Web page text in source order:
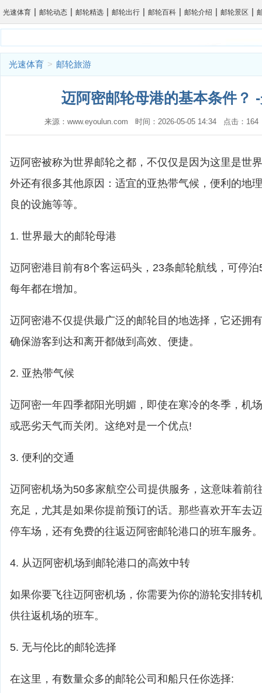
光速体育 | 邮轮动态 | 邮轮精选 | 邮轮出行 | 邮轮百科 | 邮轮介绍 | 邮轮景区 |
光速体育 > 邮轮旅游
迈阿密邮轮母港的基本条件？
来源：www.eyoulun.com 时间：2026-05-05 14:34 点击：
迈阿密被称为世界邮轮之都，不仅仅是因为这里是世
外还有很多其他原因：适宜的亚热带气候，便利的地
良的设施等等。
1. 世界最大的邮轮母港
迈阿密港目前有8个客运码头，23条邮轮航线，可停
每年都在增加。
迈阿密港不仅提供最广泛的邮轮目的地选择，它还拥
确保游客到达和离开都做到高效、便捷。
2. 亚热带气候
迈阿密一年四季都阳光明媚，即使在寒冷的冬季，机
或恶劣天气而关闭。这绝对是一个优点!
3. 便利的交通
迈阿密机场为50多家航空公司提供服务，这意味着前
充足，尤其是如果你提前预订的话。那些喜欢开车去
停车场，还有免费的往返迈阿密邮轮港口的班车服务。
4. 从迈阿密机场到邮轮港口的高效中转
如果你要飞往迈阿密机场，你需要为你的游轮安排转
供往返机场的班车。
5. 无与伦比的邮轮选择
在这里，有数量众多的邮轮公司和船只任你选择: